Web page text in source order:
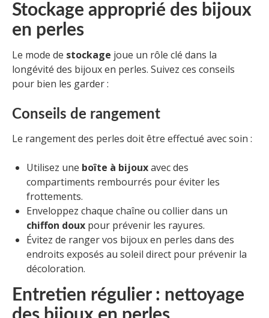
Stockage approprié des bijoux
en perles
Le mode de stockage joue un rôle clé dans la
longévité des bijoux en perles. Suivez ces conseils
pour bien les garder :
Conseils de rangement
Le rangement des perles doit être effectué avec soin :
Utilisez une boîte à bijouxavec des
compartiments rembourrés pour éviter les
frottements.
Enveloppez chaque chaîne ou collier dans un
chiffon doux pour prévenir les rayures.
Évitez de ranger vos bijoux en perles dans des
endroits exposés au soleil direct pour prévenir la
décoloration.
Entretien régulier : nettoyage